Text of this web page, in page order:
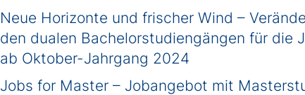
Neue Horizonte und frischer Wind –
den dualen Bachelorstudiengängen für die
ab Oktober-Jahrgang 2024
Jobs for Master – Jobangebot mit